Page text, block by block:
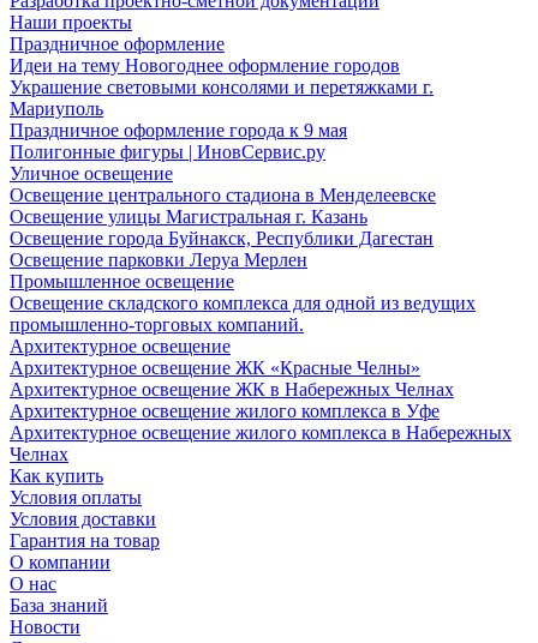
Наши проекты
Праздничное оформление
Идеи на тему Новогоднее оформление городов
Украшение световыми консолями и перетяжками г.
Мариуполь
Праздничное оформление города к 9 мая
Полигонные фигуры | ИновСервис.ру
Уличное освещение
Освещение центрального стадиона в Менделеевске
Освещение улицы Магистральная г. Казань
Освещение города Буйнакск, Республики Дагестан
Освещение парковки Леруа Мерлен
Промышленное освещение
Освещение складского комплекса для одной из ведущих
промышленно-торговых компаний.
Архитектурное освещение
Архитектурное освещение ЖК «Красные Челны»
Архитектурное освещение ЖК в Набережных Челнах
Архитектурное освещение жилого комплекса в Уфе
Архитектурное освещение жилого комплекса в Набережных
Челнах
Как купить
Условия оплаты
Условия доставки
Гарантия на товар
О компании
О нас
База знаний
Новости